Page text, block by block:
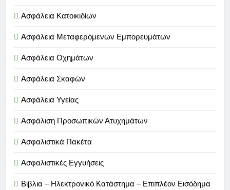
Ασφάλεια Κατοικιδίων
Ασφάλεια Μεταφερόμενων Εμπορευμάτων
Ασφάλεια Οχημάτων
Ασφάλεια Σκαφών
Ασφάλεια Υγείας
Ασφάλιση Προσωπικών Ατυχημάτων
Ασφαλιστικά Πακέτα
Ασφαλιστικές Εγγυήσεις
Βιβλια – Ηλεκτρονικό Κατάστημα – Επιπλέον Εισόδημα